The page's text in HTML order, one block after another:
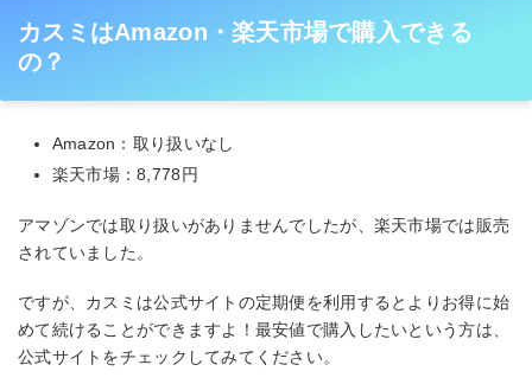
カスミはAmazon・楽天市場で購入できる
の？
Amazon：取り扱いなし
楽天市場：8,778円
アマゾンでは取り扱いがありませんでしたが、楽天市場では販売
されていました。
ですが、カスミは公式サイトの定期便を利用するとよりお得に始
めて続けることができますよ！最安値で購入したいという方は、
公式サイトをチェックしてみてください。